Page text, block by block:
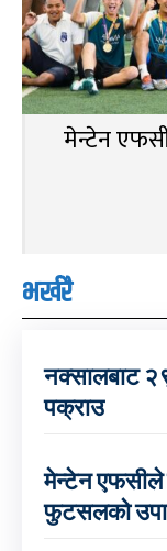
मेन्टेन
भर्खरै
नक्सालबाट
पक्राउ
मेन्टेन एफसीले
फुटसलको